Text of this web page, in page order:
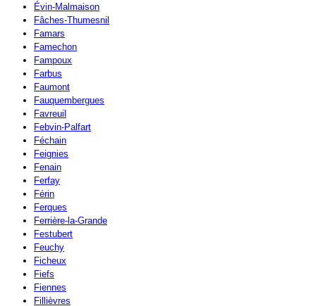
Évin-Malmaison
Fâches-Thumesnil
Famars
Famechon
Fampoux
Farbus
Faumont
Fauquembergues
Favreuil
Febvin-Palfart
Féchain
Feignies
Fenain
Ferfay
Férin
Ferques
Ferrière-la-Grande
Festubert
Feuchy
Ficheux
Fiefs
Fiennes
Fillièvres